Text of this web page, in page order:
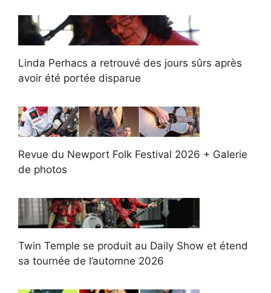
Linda Perhacs a retrouvé des jours sûrs après
avoir été portée disparue
Revue du Newport Folk Festival 2026 + Galerie
de photos
Twin Temple se produit au Daily Show et étend
sa tournée de l’automne 2026